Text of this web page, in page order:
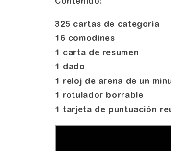
325 cartas de categoría
16 comodines
1 carta de resumen
1 dado
1 reloj de arena de un
1 rotulador borrable
1 tarjeta de puntuación